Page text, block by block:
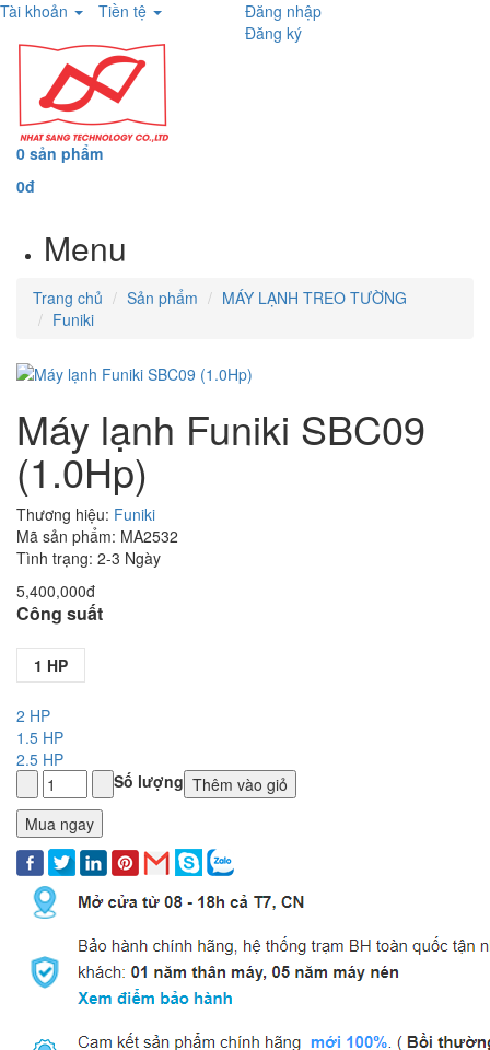
Tài khoản Tiền tệ
Đăng nhập
Đăng ký
0 sản phẩm
0đ
Menu
Trang chủ Sản phẩm
MÁY LẠNH TREO TƯỜNG
Funiki
Máy lạnh Funiki SBC09
(1.0Hp)
Thương hiệu: Funiki
Mã sản phẩm: MA2532
Tình trạng: 2-3 Ngày
5,400,000đ
Công suất
1 HP
2 HP
1.5 HP
2.5 HP
Số lượng Thêm vào giỏ
Mua ngay